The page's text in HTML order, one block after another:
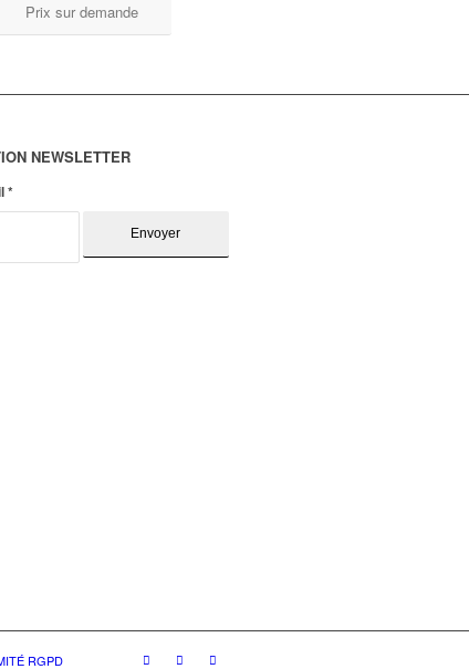
Prix sur demande
NEWSLETTER
*
RGPD